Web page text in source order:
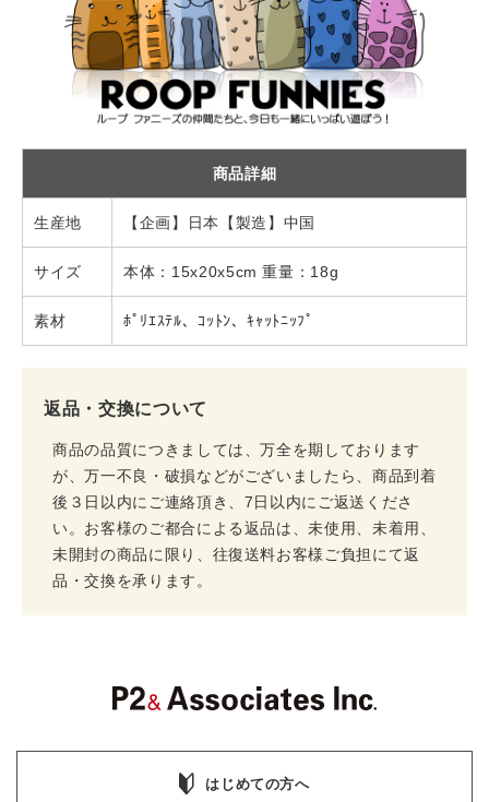
商品詳細
生産地 【企画】日本【製造】中国
サイズ 本体：15x20x5cm 重量：18g
素材 ﾎﾟﾘｴｽﾃﾙ、ｺｯﾄﾝ、ｷｬｯﾄﾆｯﾌﾟ
返品・交換について
商品の品質につきましては、万全を期しております
が、万一不良・破損などがございましたら、商品到着
後３日以内にご連絡頂き、7日以内にご返送くださ
い。お客様のご都合による返品は、未使用、未着用、
未開封の商品に限り、往復送料お客様ご負担にて返
品・交換を承ります。
はじめての方へ